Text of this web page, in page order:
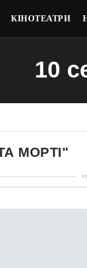
КІНОТЕАТРИ
10
МОРТІ"